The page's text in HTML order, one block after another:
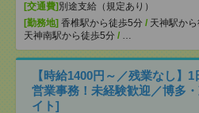
[交通費] 別途支給（規定あり）
[勤務地] 香椎駅から徒歩5分 / 天神駅か
天神南駅から徒歩5分 / …
【時給1400円～／残業なし】
営業事務！未経験歓迎／博多
イト]